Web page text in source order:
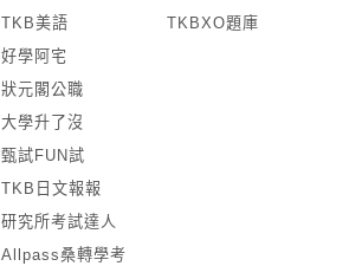
TKB美語
好學阿宅
狀元閣公職
大學升了沒
甄試FUN試
TKB日文報報
研究所考試達人
Allpass桑轉學考
TKBXO題庫